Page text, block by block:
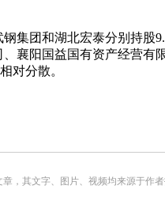
团和湖北宏泰分别持股
襄阳国益国有资产经营有
对分散。
，其文字、图片、视频均来源于作